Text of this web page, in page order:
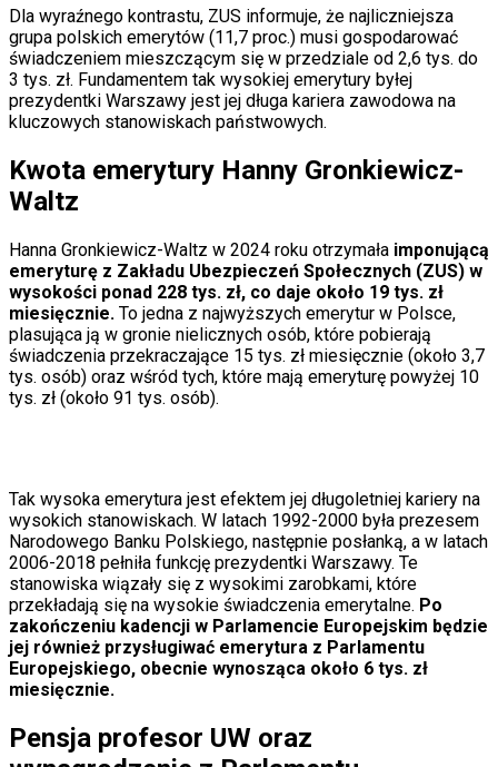
Świat
Ubezpieczenie
Moja szkoła
Pogoda
Moto
Quizy
Choroby
Profilaktyka
Budowa i remont
Architektura i design
Kupno i wynajem
Film
Aktualności
Premiery
Recenzje
Rozrywka
Technologia
Internet
Nauka
Programy
Sprzęt
Muzyka
Aktualności
Koncerty
Recenzje
Zapowiedzi
Kultura
Książki
Sztuka
Dla wyraźnego kontrastu, ZUS informuje, że najliczniejsza
grupa polskich emerytów (11,7 proc.) musi gospodarować
świadczeniem mieszczącym się w przedziale od 2,6 tys. do
3 tys. zł. Fundamentem tak wysokiej emerytury byłej
prezydentki Warszawy jest jej długa kariera zawodowa na
kluczowych stanowiskach państwowych.
Kwota emerytury Hanny Gronkiewicz-
Waltz
Hanna Gronkiewicz-Waltz w 2024 roku otrzymała imponującą
emeryturę z Zakładu Ubezpieczeń Społecznych (ZUS) w
wysokości ponad 228 tys. zł, co daje około 19 tys. zł
miesięcznie. To jedna z najwyższych emerytur w Polsce,
plasująca ją w gronie nielicznych osób, które pobierają
świadczenia przekraczające 15 tys. zł miesięcznie (około 3,7
tys. osób) oraz wśród tych, które mają emeryturę powyżej 10
tys. zł (około 91 tys. osób).
Tak wysoka emerytura jest efektem jej długoletniej kariery na
wysokich stanowiskach. W latach 1992-2000 była prezesem
Narodowego Banku Polskiego, następnie posłanką, a w latach
2006-2018 pełniła funkcję prezydentki Warszawy. Te
stanowiska wiązały się z wysokimi zarobkami, które
przekładają się na wysokie świadczenia emerytalne. Po
zakończeniu kadencji w Parlamencie Europejskim będzie
jej również przysługiwać emerytura z Parlamentu
Europejskiego, obecnie wynosząca około 6 tys. zł
miesięcznie.
Pensja profesor UW oraz